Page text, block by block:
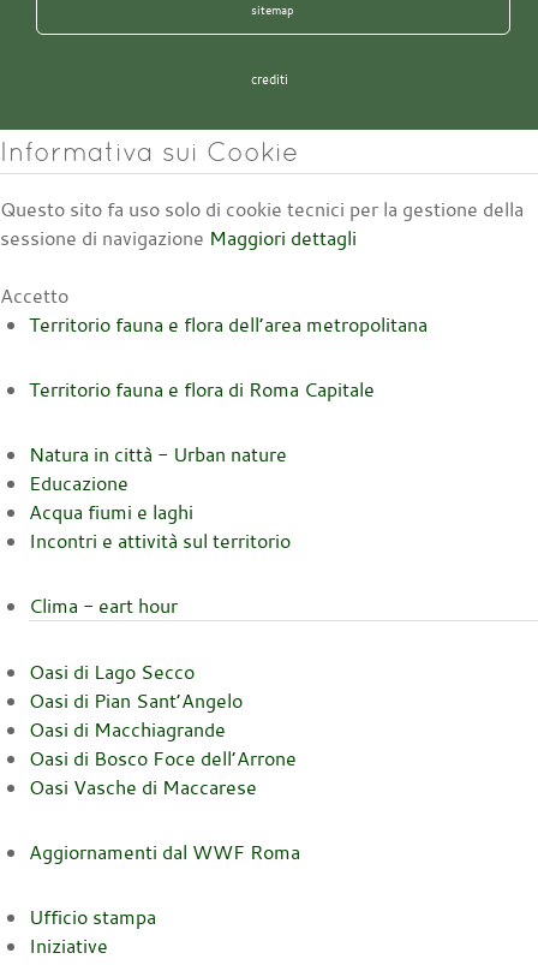
sitemap
crediti
Informativa sui Cookie
Questo sito fa uso solo di cookie tecnici per la gestione della
sessione di navigazione Maggiori dettagli
Accetto
Territorio fauna e flora dell’area metropolitana
Territorio fauna e flora di Roma Capitale
Natura in città - Urban nature
Educazione
Acqua fiumi e laghi
Incontri e attività sul territorio
Clima - eart hour
Oasi di Lago Secco
Oasi di Pian Sant’Angelo
Oasi di Macchiagrande
Oasi di Bosco Foce dell’Arrone
Oasi Vasche di Maccarese
Aggiornamenti dal WWF Roma
Ufficio stampa
Iniziative